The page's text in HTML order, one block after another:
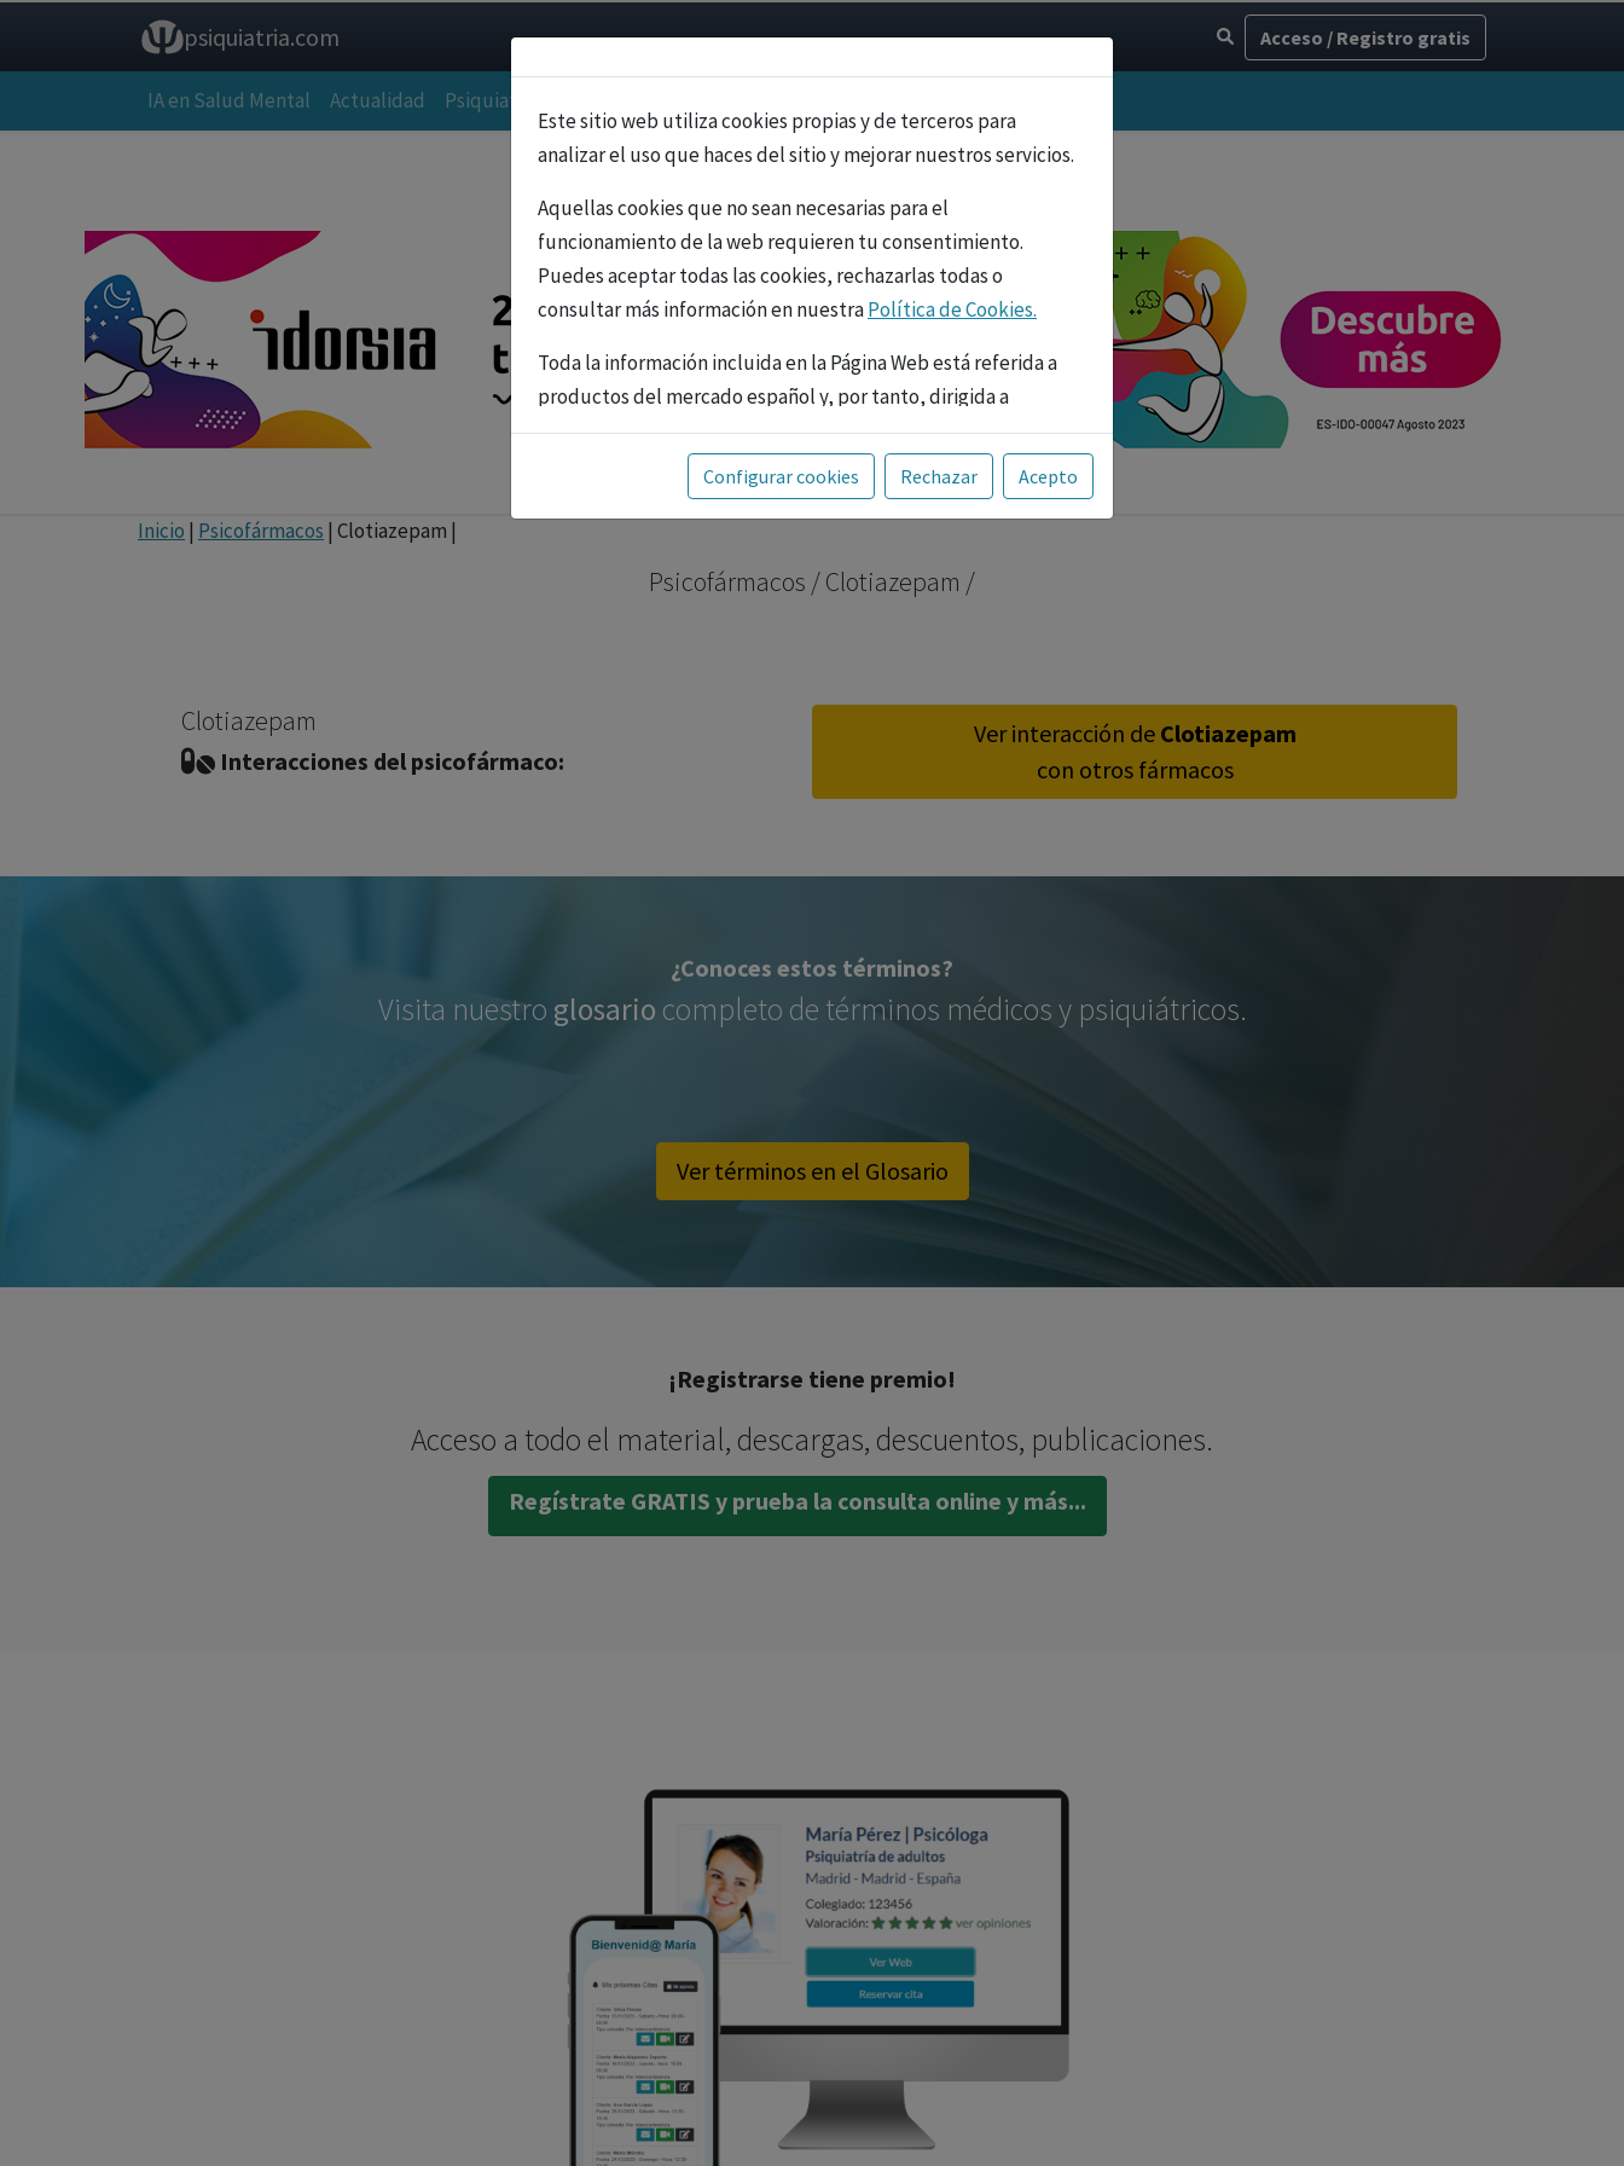
psiquiatria.com Acceso / Registro gratis
IA en Salud Mental Actualidad Psiquiatría
Este sitio web utiliza cookies propias y de terceros para
analizar el uso que haces del sitio y mejorar nuestros servicios.
Aquellas cookies que no sean necesarias para el
funcionamiento de la web requieren tu consentimiento.
Puedes aceptar todas las cookies, rechazarlas todas o
consultar más información en nuestraPolítica de Cookies.
Toda la información incluida en la Página Web está referida a
productos del mercado español y, por tanto, dirigida a
profesionales sanitarios legalmente facultados para
prescribir o dispensar medicamentos con ejercicio
profesional. La información técnica de los fármacos se facilita
los profesionales facultados prescribir medicamentos y
decidir, en cada caso concreto, el tratamiento más adecuado
Configurar cookies Rechazar Acepto
Inicio | Psicofármacos | Clotiazepam |
Psicofármacos / Clotiazepam /
Clotiazepam
Interacciones del psicofármaco:
Ver interacción de Clotiazepam
con otros fármacos
¿Conoces estos términos?
Visita nuestro glosario completo de términos médicos y psiquiátricos.
Ver términos en el Glosario
¡Registrarse tiene premio!
Acceso a todo el material, descargas, descuentos, publicaciones.
Regístrate GRATIS y prueba la consulta online y más...